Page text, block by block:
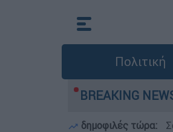
Πολιτική
BREAKING
που έχασε τη ζωή του
δημοφιλές τώρα: